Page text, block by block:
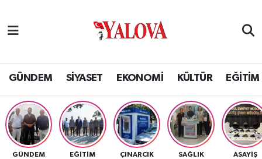
GÜNDEM SİYASET EKONOMİ KÜLTÜR EĞİTİM
GÜNDEM EĞİTİM ÇINARCIK SAĞLIK ASAYİŞ
SİYASET
EKONOMİ
KÜLTÜR
Yalova Nöbetçi Eczaneler
Yalova Hava Durumu
Yalova Namaz Vakitleri
Yalova Trafik Yoğunluk Haritası